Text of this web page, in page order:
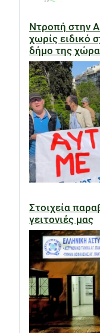
Ντροπή στην
χωρίς ειδικό
δήμο της
Στοιχεία
γειτονιές μας